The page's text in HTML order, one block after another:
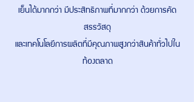
เย็นได้มากกว่า มีประสิทธิภาพที่มากกว่า ด้วยการคัด
สรรวัสดุ
และเทคโนโลยีการผลิตที่มีคุณภาพสูงกว่าสินค้าทั่วไปใน
ท้องตลาด